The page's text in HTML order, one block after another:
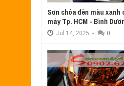
Sơn chóa đèn màu xanh
máy Tp. HCM - Bình
Jul 14, 2025 - 0